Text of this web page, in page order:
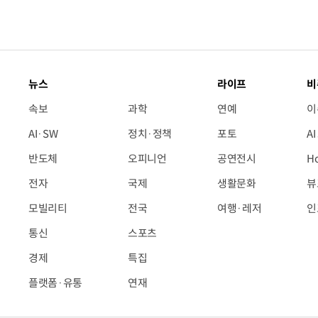
뉴스
속보
AI·SW
반도체
전자
모빌리티
통신
경제
플랫폼·유통
과학
정치·정책
오피니언
국제
전국
스포츠
특집
연재
라이프
연예
포토
공연전시
생활문화
여행·레저